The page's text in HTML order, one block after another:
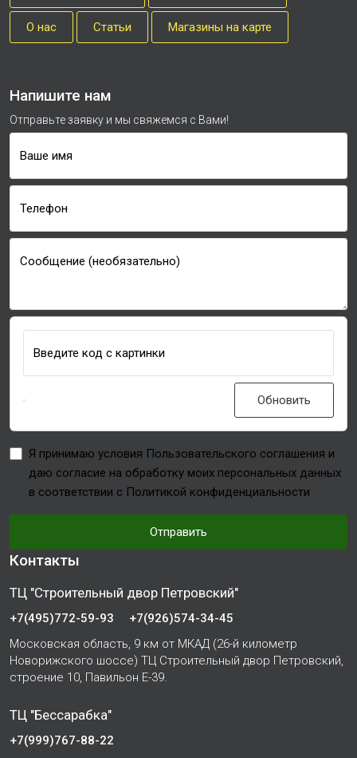
О нас Cтатьи Магазины на карте
Напишите нам
Отправьте заявку и мы свяжемся с Вами!
Ваше имя
Телефон
Сообщение (необязательно)
Введите код с картинки
Обновить
Я принимаю условия Пользовательского соглашения и
даю согласие на обработку моих персональных данных
в соответствии с Политикой конфиденциальности
Отправить
Контакты
ТЦ "Строительный двор Петровский"
+7(495)772-59-93
+7(926)574-34-45
Московская область, 9 км от МКАД (26-й километр
Новорижского шоссе) ТЦ Строительный двор Петровский,
строение 10, Павильон Е-39.
ТЦ "Бессарабка"
+7(999)767-88-22